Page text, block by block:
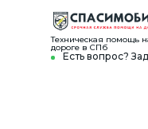
Есть вопрос?
Техническая помощь
дороге в СПб